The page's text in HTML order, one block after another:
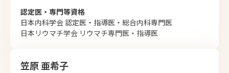
認定医・専⾨等資格
日本内科学会 認定医・指導医・総合内科専門医
日本リウマチ学会 リウマチ専門医・指導医
笠原 亜希子